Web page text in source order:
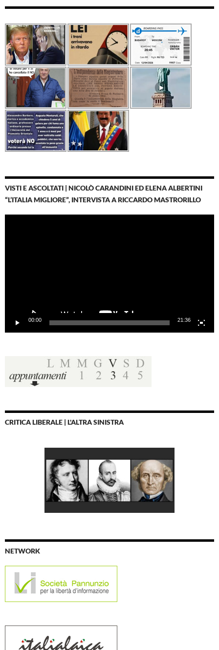
VISTI E ASCOLTATI | NICOLÒ CARANDINI ED ELENA ALBERTINI
“L’ITALIA MIGLIORE”, INTERVISTA A RICCARDO MASTRORILLO
00:00 21:36
CRITICA LIBERALE | L'ALTRA SINISTRA
NETWORK